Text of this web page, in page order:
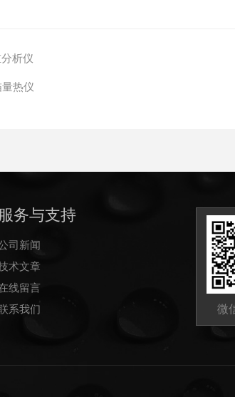
析仪
热仪
服务与支持
司新闻
术文章
线留言
系我们
微